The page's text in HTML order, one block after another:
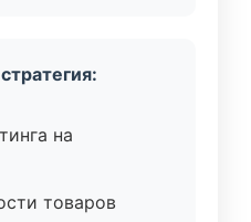
на
товаров